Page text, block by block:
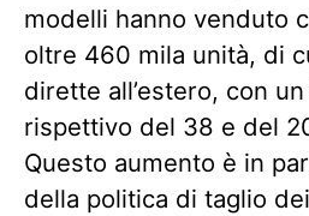
modelli hanno venduto
oltre 460 mila unità, di
dirette all’estero, con
rispettivo del 38 e del
Questo aumento è in
della politica di taglio